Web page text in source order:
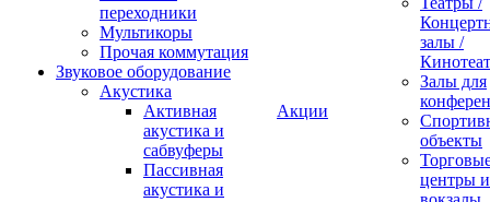
переходники
Мультикоры
Прочая коммутация
Звуковое оборудование
Акустика
Активная
акустика и
сабвуферы
Пассивная
акустика и
Акции
залы /
Залы для
объекты
центры и